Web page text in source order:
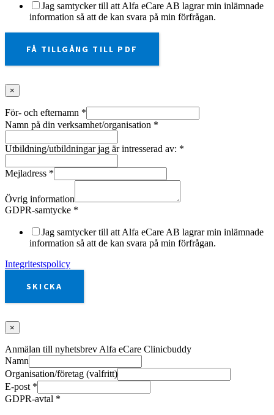
Jag samtycker till att Alfa eCare AB lagrar min inlämnade
information så att de kan svara på min förfrågan.
FÅ TILLGÅNG TILL PDF
×
För- och efternamn *
Namn på din verksamhet/organisation *
Utbildning/utbildningar jag är intresserad av: *
Mejladress *
Övrig information
GDPR-samtycke *
Jag samtycker till att Alfa eCare AB lagrar min inlämnade
information så att de kan svara på min förfrågan.
Integritestspolicy
SKICKA
×
Anmälan till nyhetsbrev Alfa eCare Clinicbuddy
Namn
Organisation/företag (valfritt)
E-post *
GDPR-avtal *